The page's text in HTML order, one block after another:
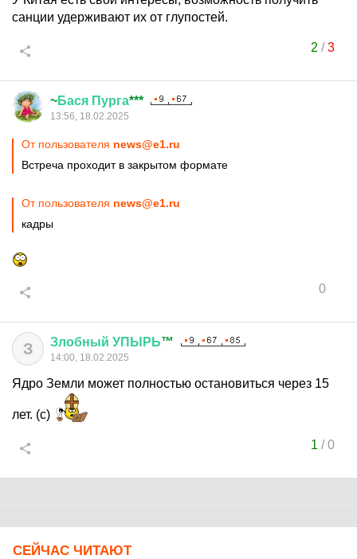
санции удерживают их от глупостей.
2 /3
~Бася Пурга***
13:56, 18.02.2025
От пользователя news@e1.ru
Встреча проходит в закрытом формате
От пользователя news@e1.ru
кадры
0
З Злобный УПЫРЬ™
14:00, 18.02.2025
Ядро Земли может полностью остановиться через 15
лет. (с)
1 /0
СЕЙЧАС ЧИТАЮТ